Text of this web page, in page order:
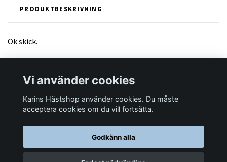
PRODUKTBESKRIVNING
Ok skick.
Läs mer
© 2026 Karins Hästshop
Vi använder cookies
Karins Hästshop använder cookies. Du måste
acceptera cookies om du vill fortsätta.
Godkänn alla